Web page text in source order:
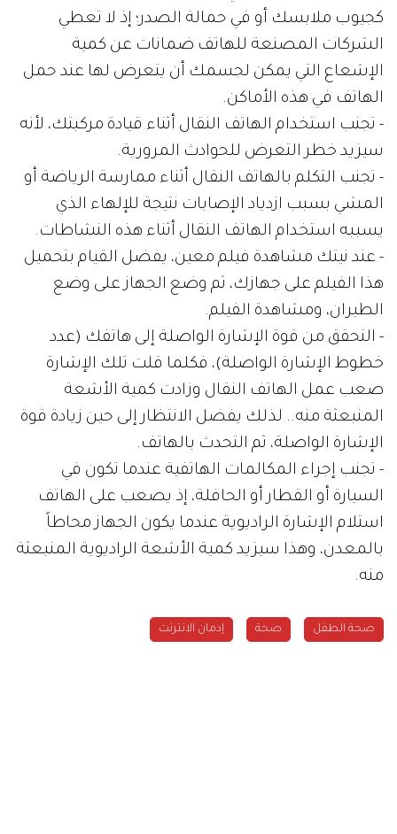
كجيوب ملابسك أو في حمالة الصدر؛ إذ لا تعطي
الشركات المصنعة للهاتف ضمانات عن كمية
الإشعاع التي يمكن لجسمك أن يتعرض لها عند حمل
الهاتف في هذه الأماكن.
- تجنب استخدام الهاتف النقال أثناء قيادة مركبتك، لأنه
سيزيد خطر التعرض للحوادث المرورية.
- تجنب التكلم بالهاتف النقال أثناء ممارسة الرياضة أو
المشي بسبب ازدياد الإصابات نتيجة للإلهاء الذي
يسببه استخدام الهاتف النقال أثناء هذه النشاطات.
- عند نيتك مشاهدة فيلم معين، يفضل القيام بتحميل
هذا الفيلم على جهازك، ثم وضع الجهاز على وضع
الطيران، ومشاهدة الفيلم.
- التحقق من قوة الإشارة الواصلة إلى هاتفك (عدد
خطوط الإشارة الواصلة)، فكلما قلت تلك الإشارة
صعب عمل الهاتف النقال وزادت كمية الأشعة
المنبعثة منه.. لذلك يفضل الانتظار إلى حين زيادة قوة
الإشارة الواصلة، ثم التحدث بالهاتف.
- تجنب إجراء المكالمات الهاتفية عندما تكون في
السيارة أو القطار أو الحافلة، إذ يصعب على الهاتف
استلام الإشارة الراديوية عندما يكون الجهاز محاطاً
بالمعدن، وهذا سيزيد كمية الأشعة الراديوية المنبعثة
منه.
صحة الطفل صحة إدمان الانترنت